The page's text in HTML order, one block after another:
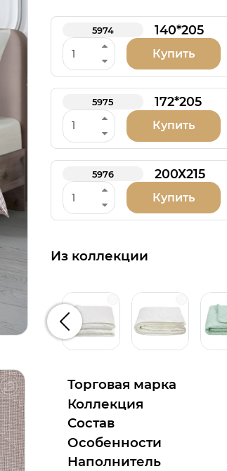
5974 140*205
Купить
5975 172*205
Купить
5976 200Х215
Купить
Из коллекции
Предыдущий
Торговая марка
Коллекция
Состав
Особенности
Наполнитель